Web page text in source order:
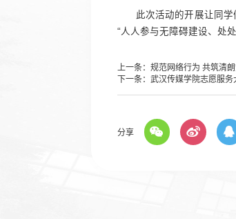
此次活动的开展让同
“人人参与无障碍建设、处
上一条： 规范网络行为 共筑清
下一条： 武汉传媒学院志愿服务
分享